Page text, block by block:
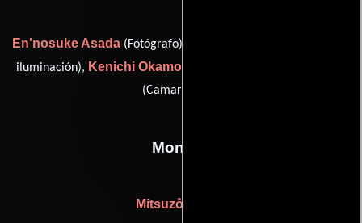
En'nosuke Asada(Fotógrafo),
iluminación), Kenichi Okamoto
(Camarógrafo)
Montaje
Mitsuzô Miyata